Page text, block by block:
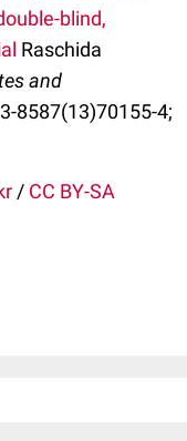
blind,
Raschida
and
8587(13)70155-4;
/ CC BY-SA